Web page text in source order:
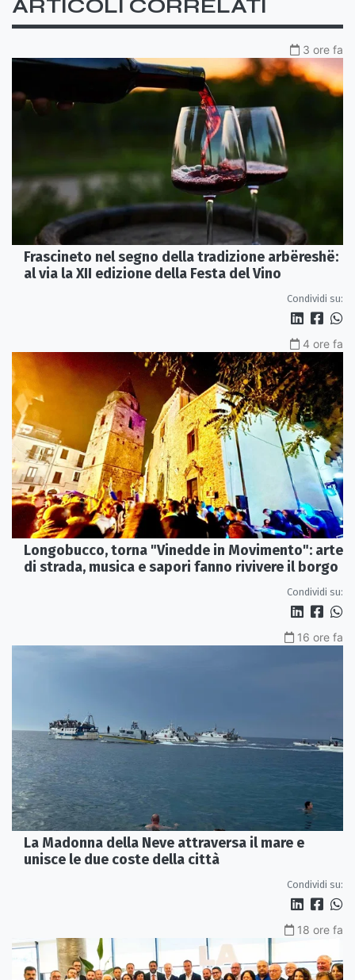
ARTICOLI CORRELATI
3 ore fa
Frascineto nel segno della tradizione arbëreshë:
al via la XII edizione della Festa del Vino
Condividi su:
4 ore fa
Longobucco, torna "Vinedde in Movimento": arte
di strada, musica e sapori fanno rivivere il borgo
Condividi su:
16 ore fa
La Madonna della Neve attraversa il mare e
unisce le due coste della città
Condividi su:
18 ore fa